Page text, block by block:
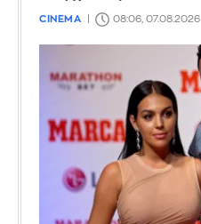
CINEMA 08:06, 07.08.2026